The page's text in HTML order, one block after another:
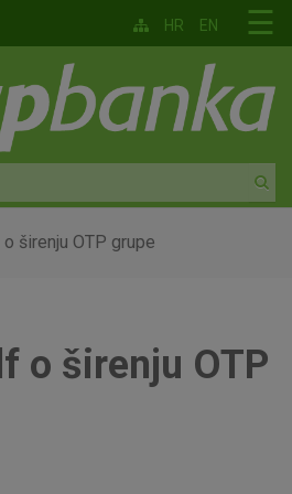
☰
HR EN
širenju OTP grupe
o širenju OTP